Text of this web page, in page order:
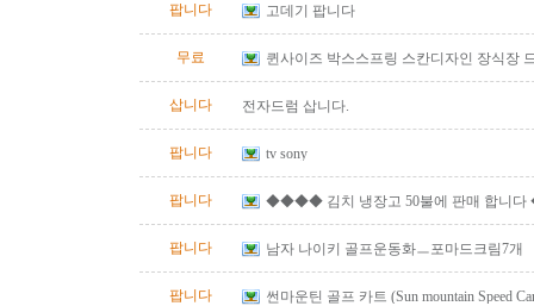
팝니다 고데기 팝니다
무료 퀸사이즈 박스스프링 스칸디자인 장식장
삽니다 전자드럼 삽니다.
팝니다 tv sony
팝니다 ◆◆◆◆ 김치 냉장고 50불에 판매 합니
팝니다 남자 나이키 골프운동화ㅡ포마드크림7개
팝니다 썬마운틴 골프 카트 (Sun mountain Speed